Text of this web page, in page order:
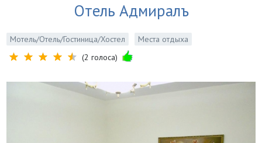
Отель Адмиралъ
Мотель/Отель/Гостиница/Хостел
Места отдыха
(2 голоса)